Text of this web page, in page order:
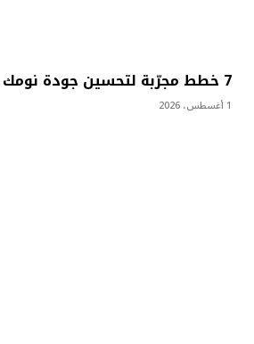
7 خطط مجرّبة لتحسين جودة نومك
1 أغسطس، 2026